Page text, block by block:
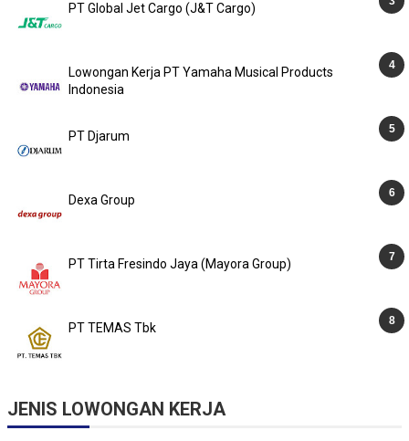
PT Global Jet Cargo (J&T Cargo)
Lowongan Kerja PT Yamaha Musical Products
Indonesia
PT Djarum
Dexa Group
PT Tirta Fresindo Jaya (Mayora Group)
PT TEMAS Tbk
JENIS LOWONGAN KERJA